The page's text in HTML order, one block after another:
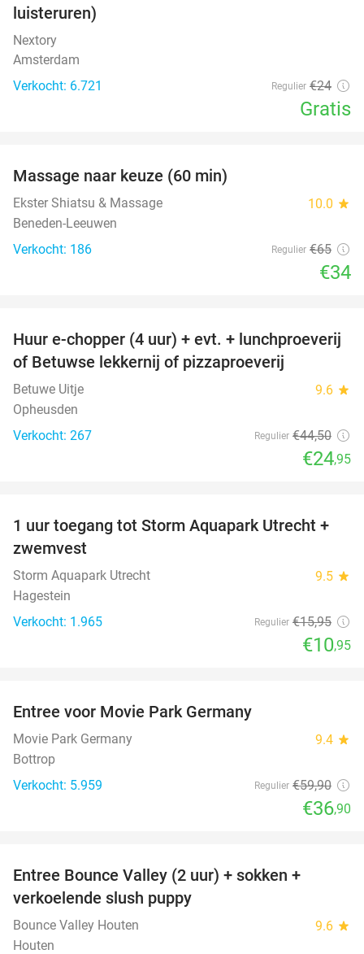
luisteruren)
Nextory
Amsterdam
Verkocht: 6.721
Regulier €24
Gratis
Massage naar keuze (60 min)
Ekster Shiatsu & Massage 10.0 star
Beneden-Leeuwen
Verkocht: 186
Regulier €65
€34
44%
Huur e-chopper (4 uur) + evt. + lunchproeverij
of Betuwse lekkernij of pizzaproeverij
Betuwe Uitje 9.6 star
Opheusden
Verkocht: 267
Regulier €44,50
€24,95
31%
1 uur toegang tot Storm Aquapark Utrecht +
zwemvest
Storm Aquapark Utrecht 9.5 star
Hagestein
Verkocht: 1.965
Regulier €15,95
€10,95
Entree voor Movie Park Germany
Movie Park Germany 9.4 star
Bottrop
Verkocht: 5.959
Regulier €59,90
€36,90
Entree Bounce Valley (2 uur) + sokken +
verkoelende slush puppy
Bounce Valley Houten 9.6 star
Houten